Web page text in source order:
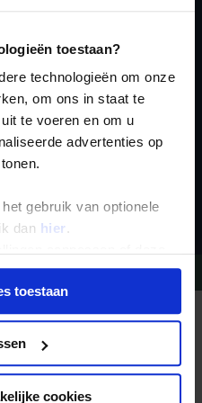
toestaan?
technologieën om onze
om ons in staat te
te voeren en om u
advertenties op
gebruik van optionele
dan hier .
moment voor de
toestaan
cookies
09-234 13 11